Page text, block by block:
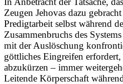
Zeugen Jehovas dazu
Predigtarbeit selbst während
Zusammenbruchs des
mit der Auslöschung
göttliches Eingreifen
abzukürzen – immer
Leitende Körperschaft